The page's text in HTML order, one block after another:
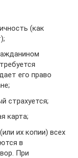
(как
его право
страхуется;
карта;
их копии) всех
в
При